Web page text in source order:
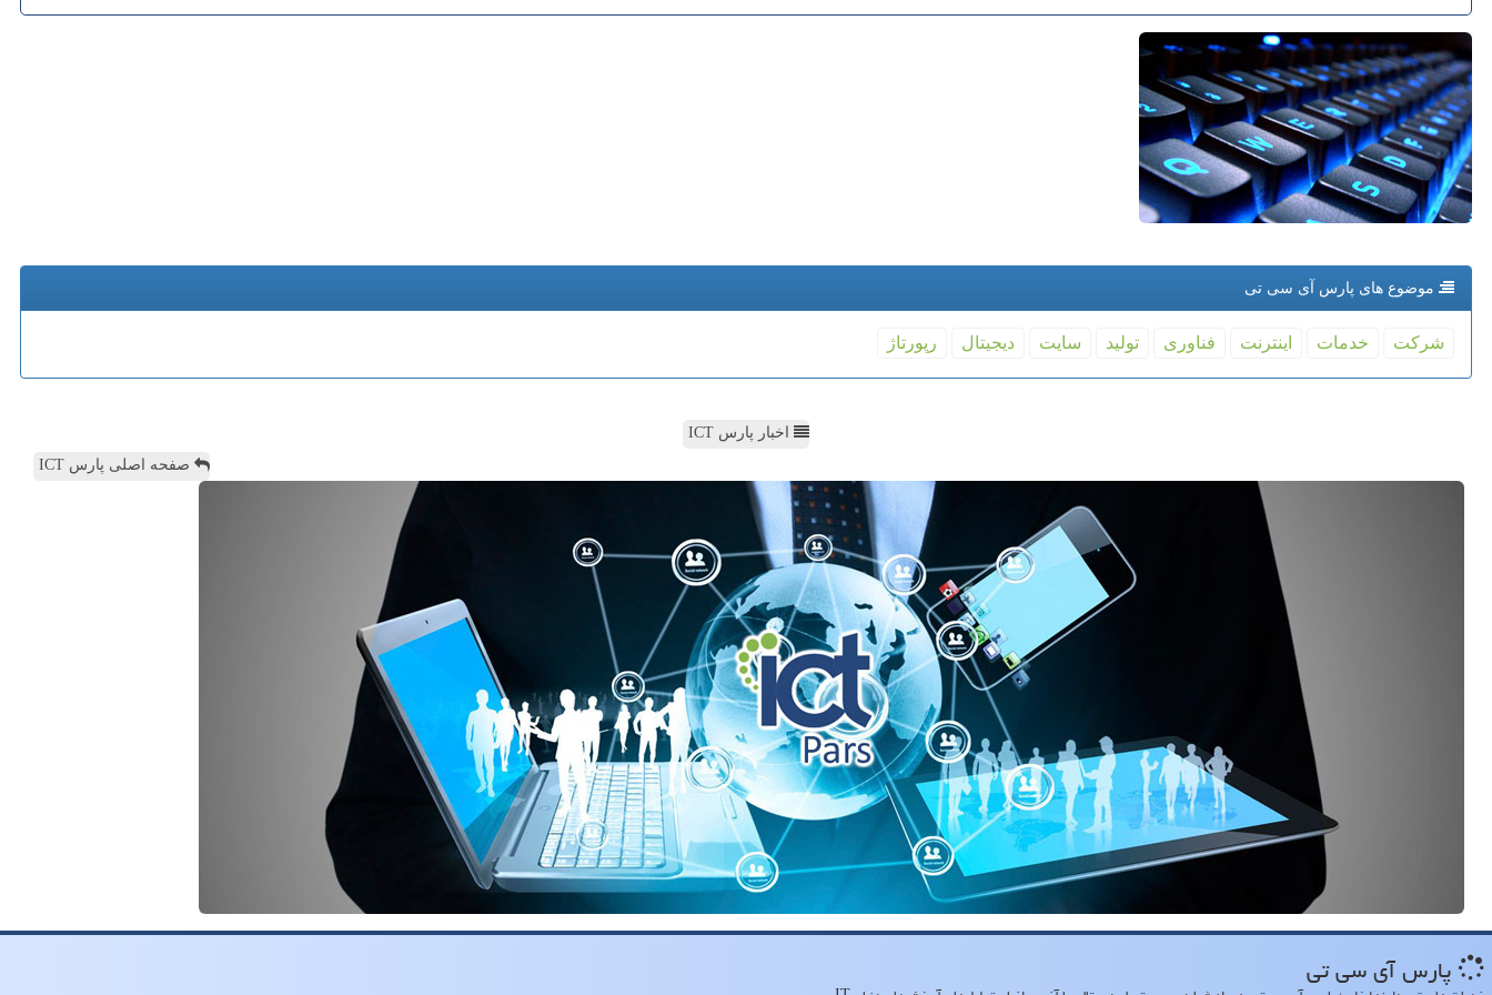
موضوع های پارس آی سی تی
شركت خدمات اینترنت فناوری تولید سایت دیجیتال رپورتاژ
اخبار پارس ICT
صفحه اصلی پارس ICT
پارس آی سی تی